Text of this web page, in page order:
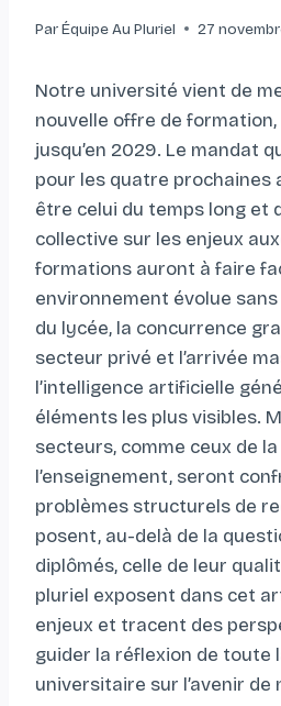
ParÉquipe Au Pluriel 27
Notre université vient de
nouvelle offre de
jusqu’en 2029. Le mandat
pour les quatre prochaines
être celui du temps long et
collective sur les enjeux
formations auront à faire
environnement évolue
du lycée, la concurrence
secteur privé et l’arrivée
l’intelligence artificielle
éléments les plus visibles.
secteurs, comme ceux de
l’enseignement, seront
problèmes structurels de
posent, au-delà de la
diplômés, celle de leur
pluriel exposent dans cet
enjeux et tracent des
guider la réflexion de toute
universitaire sur l’avenir de